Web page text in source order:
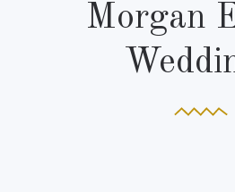
Morgan